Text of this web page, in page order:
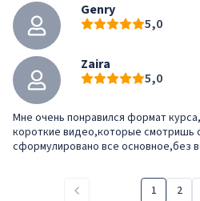
Genry
5,0
Zaira
5,0
Мне очень понравился формат
короткие видео,которые смотришь
сформулировано все основное,без
1 2